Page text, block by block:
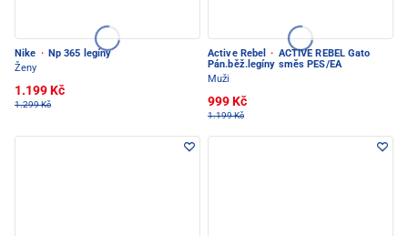
Nike · Np 365 legíny
Ženy
1.199 Kč
1.299 Kč
Active Rebel · ACTIVE REBEL Gato
Pán.běž.legíny směs PES/EA
Muži
999 Kč
1.199 Kč